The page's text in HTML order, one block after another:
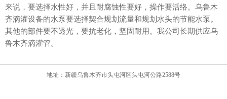
来说，要选择水性好，并且耐腐蚀性要好，操作要活络。乌鲁木
齐滴灌设备的水泵要选择契合规划流量和规划水头的节能水泵。
其他的部件要不透光，要抗老化，坚固耐用。我公司长期供应乌
鲁木齐滴灌管。
地址：新疆乌鲁木齐市头屯河区头屯河公路2588号